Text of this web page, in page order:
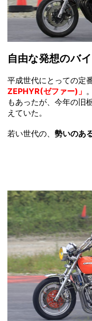
自由な発想のバ
平成世代にとっての定
ZEPHYR(ゼファー)」
もあったが、今年の旧
えていた。
若い世代の、 勢いのあ